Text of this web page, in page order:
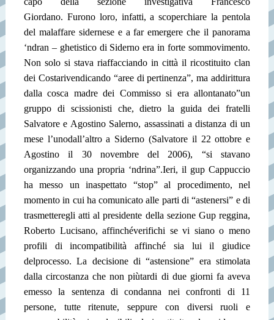
Giordano. Furono loro, infatti, a scoperchiare la pentola
del malaffare sidernese e a far emergere che il panorama
‘ndran – ghetistico di Siderno era in forte sommovimento.
Non solo si stava riaffacciando in città il ricostituito clan
dei Costarivendicando “aree di pertinenza”, ma addirittura
dalla cosca madre dei Commisso si era allontanato”un
gruppo di scissionisti che, dietro la guida dei fratelli
Salvatore e Agostino Salerno, assassinati a distanza di un
mese l’unodall’altro a Siderno (Salvatore il 22 ottobre e
Agostino il 30 novembre del 2006), “si stavano
organizzando una propria ‘ndrina”.Ieri, il gup Cappuccio
ha messo un inaspettato “stop” al procedimento, nel
momento in cui ha comunicato alle parti di “astenersi” e di
trasmetteregli atti al presidente della sezione Gup reggina,
Roberto Lucisano, affinchéverifichi se vi siano o meno
profili di incompatibilità affinché sia lui il giudice
delprocesso. La decisione di “astensione” era stimolata
dalla circostanza che non piùtardi di due giorni fa aveva
emesso la sentenza di condanna nei confronti di 11
persone, tutte ritenute, seppure con diversi ruoli e